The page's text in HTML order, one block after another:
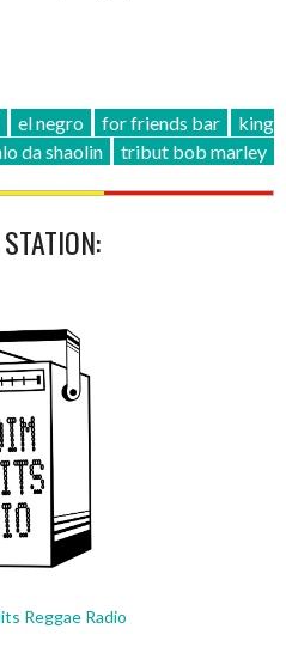
el negro for friends bar
king
da shaolin tribut bob marley
Reggae Radio